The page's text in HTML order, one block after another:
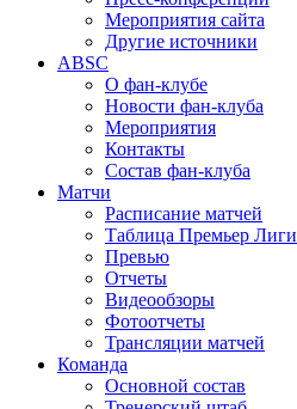
Мероприятия сайта
Другие источники
ABSC
О фан-клубе
Новости фан-клуба
Мероприятия
Контакты
Состав фан-клуба
Матчи
Расписание матчей
Таблица Премьер Лиги
Превью
Отчеты
Видеообзоры
Фотоотчеты
Трансляции матчей
Команда
Основной состав